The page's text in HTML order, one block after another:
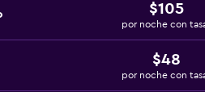
$105
por noche con
$48
por noche con